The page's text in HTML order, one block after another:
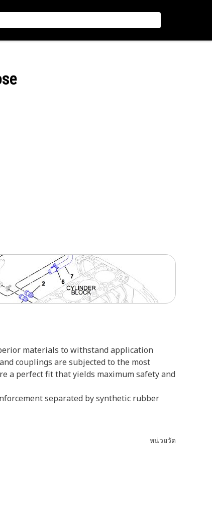
materials to withstand application
couplings are subjected to the most
a perfect fit that yields maximum safety and
separated by synthetic rubber
หน่วยวัด